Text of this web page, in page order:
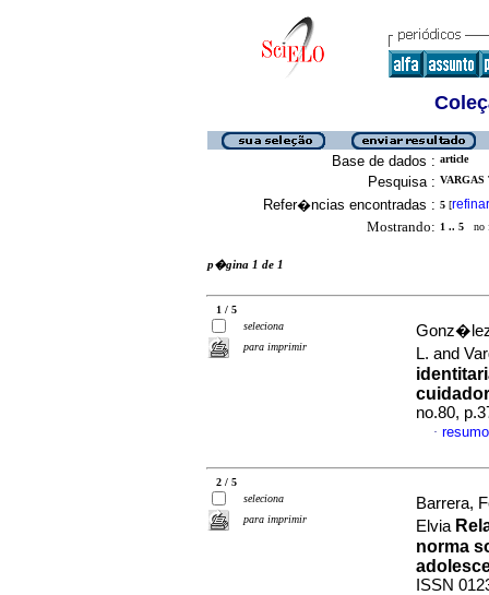
Base de dados : article
Pesquisa :
Refer�ncias encontradas : 5 [refinar
Mostrando: 1 .. 5 no
p�gina 1 de 1
1 / 5
seleciona
para imprimir
L. and
no.80,
·
2 / 5
seleciona
para imprimir
Barrera,
Elvia
norma
ISSN